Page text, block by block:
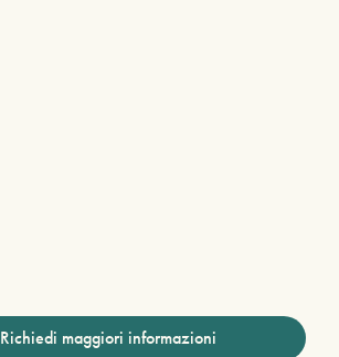
Richiedi maggiori informazioni